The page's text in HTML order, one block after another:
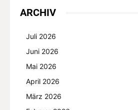
ARCHIV
Juli 2026
Juni 2026
Mai 2026
April 2026
März 2026